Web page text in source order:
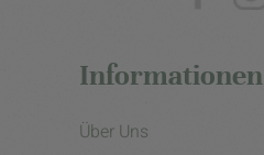
Informationen
Über Uns